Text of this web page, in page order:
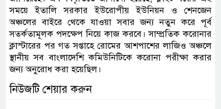
সময়ে ইতালি সরকার ইউরোপীয় ইউনিয়ন ও শেনজেন
অঞ্চলের বাইরে থেকে যাওয়া সবার জন্য নতুন করে পূর্ব
সতর্কতামূলক পদক্ষেপ নিয়ে কাজ করবে। সাম্প্রতিক করোনার
ক্লাস্টারের পর গত সপ্তাহে রোমের আশপাশের লাজিও অঞ্চলে
স্থানীয় সব বাংলাদেশি কমিউনিটিকে করোনা পরীক্ষা করার
জন্য অনুরোধ করা হয়েছিল।
নিউজটি শেয়ার করুন